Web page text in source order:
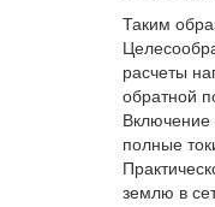
Таким
расчеты
обратной
полные
землю в